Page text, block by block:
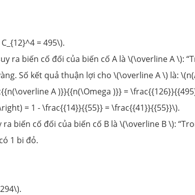
= 495\).
ra biến cố đối của biến cố A là \(\overline A \):
Số kết quả thuận lợi cho \(\overline A \) là:
A )}}{{n(\Omega )}} =
= 1 - \frac{{14}}{{55}} = \frac{{41}}{{55}}\).
biến cố đối của biến cố B là \(\overline B \):
1 bi đỏ.